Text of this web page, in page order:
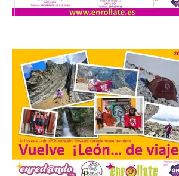
8 Ago 2026
Extremadura cuenta con
uno de los cielos
estrellados con menor
contaminación lumínica
de Europa, un recurso
natural que permite disfrutar de
actividades de astroturismo durante todo
el año. La Dirección General de Turismo
ha puesto en marcha diversas iniciativas
relacionadas […]